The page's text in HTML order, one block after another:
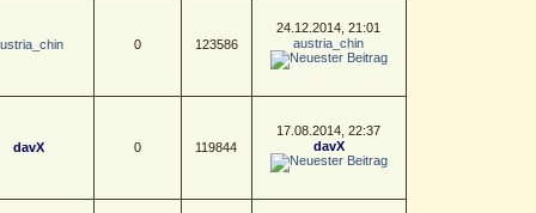
0 123586
24.12.2014, 21:01
austria_chin
davX 0 119844
17.08.2014, 22:37
davX